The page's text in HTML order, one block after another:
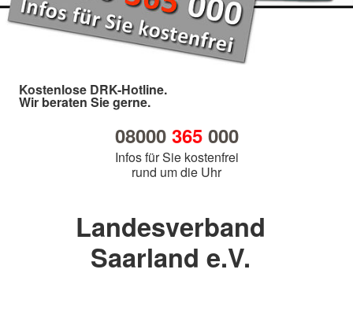
Kostenlose DRK-Hotline.
Wir beraten Sie gerne.
08000 365000
Infos für Sie kostenfrei
rund um die Uhr
Landesverband
Saarland e.V.